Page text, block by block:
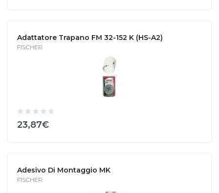
Adattatore Trapano FM 32-152 K (HS-A2)
FISCHER
23,87€
Adesivo Di Montaggio MK
FISCHER